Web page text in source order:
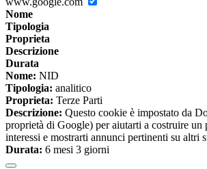
Nome
Tipologia
Proprieta
Descrizione
Durata
Nome: NID
Tipologia: analitico
Proprieta: Terze Parti
Descrizione: Questo cookie è impostato da
proprietà di Google) per aiutarti a costruire
interessi e mostrarti annunci pertinenti su altri
Durata: 6 mesi 3 giorni